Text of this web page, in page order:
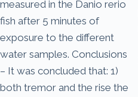
measured in the Danio rerio
fish after 5 minutes of
exposure to the different
water samples. Conclusions
– It was concluded that: 1)
both tremor and the rise the